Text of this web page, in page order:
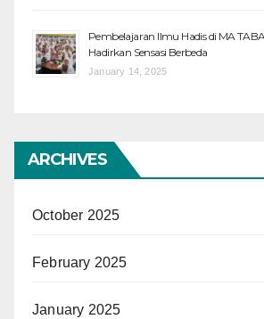
Pembelajaran Ilmu Hadis di MA
Hadirkan Sensasi Berbeda
January 14, 2025
ARCHIVES
October 2025
February 2025
January 2025